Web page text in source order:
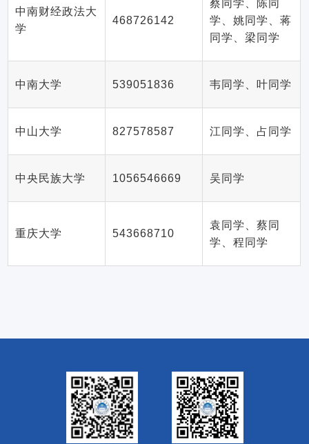
中南财经政法大
学
468726142
蔡同学、陈同
学、姚同学、蒋
同学、梁同学
中南大学 539051836 韦同学、叶同学
中山大学 827578587 江同学、占同学
中央民族大学 1056546669 吴同学
重庆大学 543668710
袁同学、蔡同
学、程同学